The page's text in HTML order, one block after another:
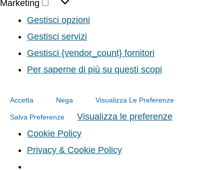
Marketing
Gestisci opzioni
Gestisci servizi
Gestisci {vendor_count} fornitori
Per saperne di più su questi scopi
Accetta Nega Visualizza Le Preferenze
Salva Preferenze
Visualizza le preferenze
Cookie Policy
Privacy & Cookie Policy